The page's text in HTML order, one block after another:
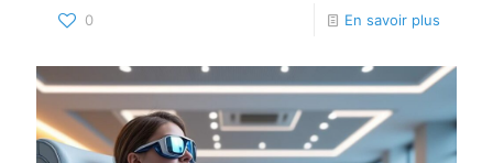
0 En savoir plus